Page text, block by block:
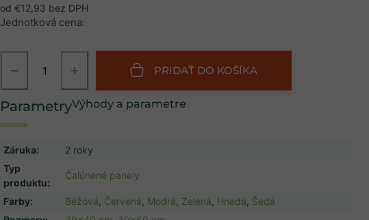
od €12,93 bez DPH
Jednotková cena:
+
− PRIDAŤ DO KOŠÍKA
Výhody a parametre
Záruka:
2 roky
Typ
produktu:
Čalúnené panely
Farby: Béžová Červená Modrá Zelená Hnedá Šedá